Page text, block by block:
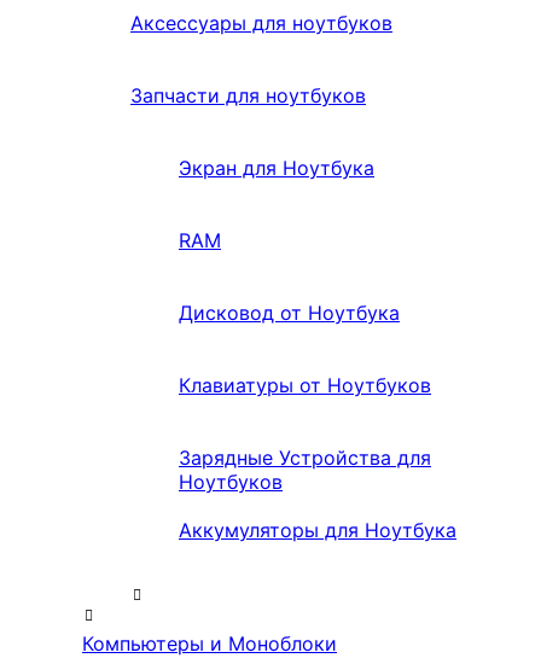
Аксессуары для ноутбуков
Запчасти для ноутбуков
Экран для Ноутбука
RAM
Дисковод от Ноутбука
Клавиатуры от Ноутбуков
Зарядные Устройства для
Ноутбуков
Аккумуляторы для Ноутбука
Компьютеры и Моноблоки